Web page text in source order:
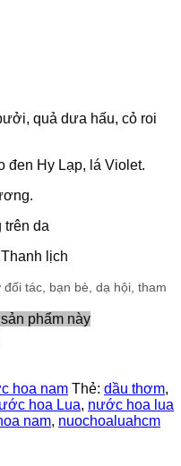
quả dưa hấu, cỏ roi
đen Hy Lạp, lá Violet.
trên da
lịch
tác, bạn bè, dạ hội, tham
phẩm này
hoa nam Thẻ: dầu thơm,
hoa Lua, nước hoa lua
nam, nuochoaluahcm